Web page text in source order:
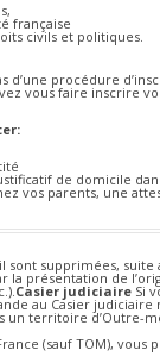
française
civils et politiques.
d’une procédure
vous faire inscrire
de domicile
vos parents, une
sont supprimées,
la présentation de
Casier judiciaire Si
au Casier judiciaire
un territoire
(sauf TOM),